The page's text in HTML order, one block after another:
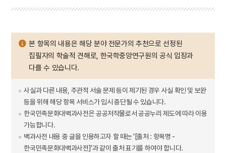
본 항목의 내용은 해당 분야 전문가의 추천으로 선정된
집필자의 학술적 견해로, 한국학중앙연구원의 공식 입장과
다를 수 있습니다.
사실과 다른 내용, 주관적 서술 문제 등이 제기된 경우 사실 확인 및 보완
등을 위해 해당 항목 서비스가 임시 중단될 수 있습니다.
한국민족문화대백과사전은 공공저작물로서 공공누리 제도에 따라 이용
가능합니다.
백과사전 내용 중 글을 인용하고자 할 때는 '[출처 : 항목명 -
한국민족문화대백과사전]'과 같이 출처 표기를 하여야 합니다.